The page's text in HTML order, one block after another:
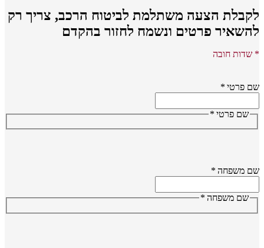
הצעה משתלמת לביטוח הרכב,צריך רק
פרטים ונשמח לחזור בהקדם
חובה
פרטי*
שם פרטי*
משפחה*
שם משפחה*